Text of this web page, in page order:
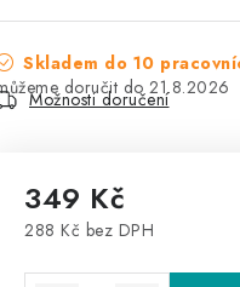
Skladem do 10
21.8.2026
Možnosti doručení
349 Kč
288 Kč bez DPH